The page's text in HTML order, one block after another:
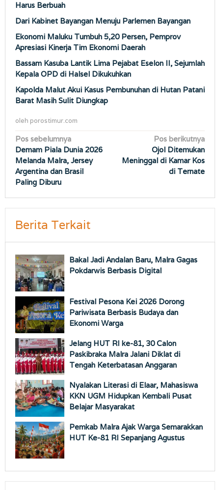
Harus Berbuah
Dari Kabinet Bayangan Menuju Parlemen Bayangan
Ekonomi Maluku Tumbuh 5,20 Persen, Pemprov
Apresiasi Kinerja Tim Ekonomi Daerah
Bassam Kasuba Lantik Lima Pejabat Eselon II, Sejumlah
Kepala OPD di Halsel Dikukuhkan
Kapolda Malut Akui Kasus Pembunuhan di Hutan Patani
Barat Masih Sulit Diungkap
oleh porostimur.com
Navigasi
pos
Pos sebelumnya
Demam Piala Dunia 2026
Melanda Malra, Jersey
Argentina dan Brasil
Paling Diburu
Pos berikutnya
Ojol Ditemukan
Meninggal di Kamar Kos
di Ternate
Berita Terkait
Bakal Jadi Andalan Baru, Malra Gagas
Pokdarwis Berbasis Digital
Festival Pesona Kei 2026 Dorong
Pariwisata Berbasis Budaya dan
Ekonomi Warga
Jelang HUT RI ke-81, 30 Calon
Paskibraka Malra Jalani Diklat di
Tengah Keterbatasan Anggaran
Nyalakan Literasi di Elaar, Mahasiswa
KKN UGM Hidupkan Kembali Pusat
Belajar Masyarakat
Pemkab Malra Ajak Warga Semarakkan
HUT Ke-81 RI Sepanjang Agustus